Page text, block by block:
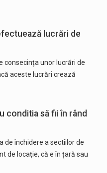
lucrări de
consecința unor lucrări de
aceste lucrări crează
conditia să fii în rând
de închidere a sectiilor de
de locație, că e în țară sau